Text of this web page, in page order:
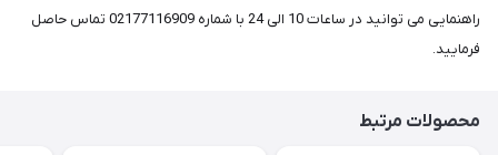
راهنمایی می توانید در ساعات 10 الی 24 با شماره 02177116909 تماس حاصل
فرمایید.
محصولات مرتبط